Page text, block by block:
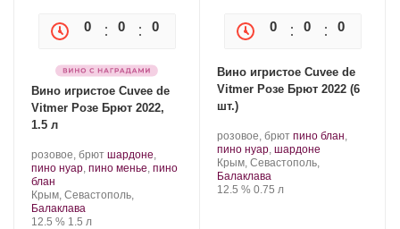
0 0 0
Вино игристое Cuvee de
Vitmer Розе Брют 2022,
1.5 л
Производитель:
Золотая
Балка.
розовое, брют .
Сорт
шардоне,
пино нуар, пино менье, пино
блан
Регион:
Крым, Севастополь,
Балаклава
Крепость
12.5 %. Объем
1.5 л
0 0 0
Вино игристое Cuvee de
Vitmer Розе Брют 2022 (6
шт.)
Производитель:
Золотая
Балка.
розовое, брют .
Сорт
винограда:
пино блан,
пино нуар, шардоне
Регион:
Крым, Севастополь,
Балаклава
Крепость
12.5 %. Объем
0.75 л